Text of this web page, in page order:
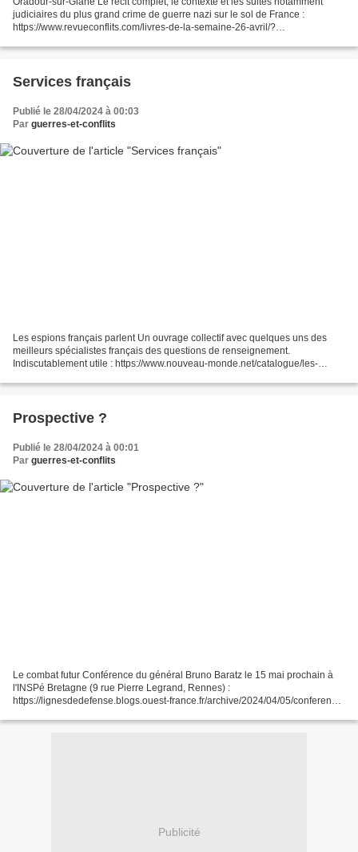
judiciaires du plus grand crime de guerre nazi sur le sol de France :
https://www.revueconflits.com/livres-de-la-semaine-26-avril/?
Services français
Publié le 28/04/2024 à 00:03
Par guerres-et-conflits
Les espions français parlent Un ouvrage collectif avec quelques uns des
meilleurs spécialistes français des questions de renseignement.
Indiscutablement utile : https://www.nouveau-monde.net/catalogue/les-
Prospective ?
Publié le 28/04/2024 à 00:01
Par guerres-et-conflits
Le combat futur Conférence du général Bruno Baratz le 15 mai prochain à
l'INSPé Bretagne (9 rue Pierre Legrand, Rennes) :
https://lignesdedefense.blogs.ouest-france.fr/archive/2024/04/05/conference-
Publicité